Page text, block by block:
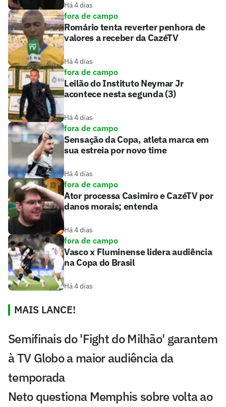
Há 4 dias
fora de campo
Romário tenta reverter penhora de
valores a receber da CazéTV
Há 4 dias
fora de campo
Leilão do Instituto Neymar Jr
acontece nesta segunda (3)
Há 4 dias
fora de campo
Sensação da Copa, atleta marca em
sua estreia por novo time
Há 4 dias
fora de campo
Ator processa Casimiro e CazéTV por
danos morais; entenda
Há 4 dias
fora de campo
Vasco x Fluminense lidera audiência
na Copa do Brasil
Há 4 dias
MAIS LANCE!
Semifinais do 'Fight do Milhão' garantem
à TV Globo a maior audiência da
temporada
Neto questiona Memphis sobre volta ao